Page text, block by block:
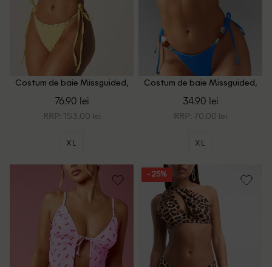
Costum de baie Missguided,
76.90 lei
RRP: 153.00 lei
XL
Costum de baie Missguided,
34.90 lei
RRP: 70.00 lei
XL
- 25%